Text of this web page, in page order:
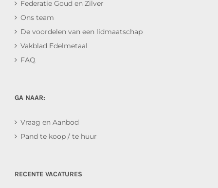
Federatie Goud en Zilver
Ons team
De voordelen van een lidmaatschap
Vakblad Edelmetaal
FAQ
GA NAAR:
Vraag en Aanbod
Pand te koop / te huur
RECENTE VACATURES